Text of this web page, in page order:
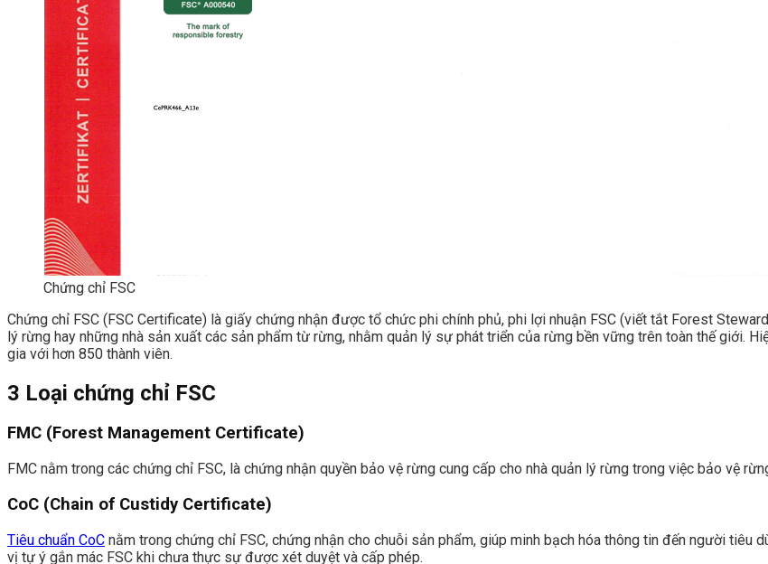
Chứng chỉ FSC
Chứng chỉ FSC (FSC Certificate) là giấy chứng nhận được tổ chức phi chính phủ, phi lợi nhuận FSC (viết tắt Forest
lý rừng hay những nhà sản xuất các sản phẩm từ rừng, nhằm quản lý sự phát triển của rừng bền vững trên toàn thế giới.
gia với hơn 850 thành viên.
3 Loại chứng chỉ FSC
FMC (Forest Management Certificate)
FMC nằm trong các chứng chỉ FSC, là chứng nhận quyền bảo vệ rừng cung cấp cho nhà quản lý rừng trong việc bảo vệ
CoC (Chain of Custidy Certificate)
Tiêu chuẩn CoC nằm trong chứng chỉ FSC, chứng nhận cho chuỗi sản phẩm, giúp minh bạch hóa thông tin đến người tiêu
vị tự ý gắn mác FSC khi chưa thực sự được xét duyệt và cấp phép.